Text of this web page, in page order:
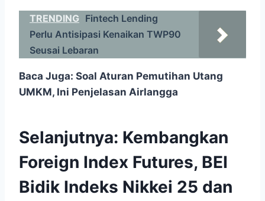
TRENDING Fintech Lending
Perlu Antisipasi Kenaikan TWP90
Seusai Lebaran
Baca Juga: Soal Aturan Pemutihan Utang
UMKM, Ini Penjelasan Airlangga
Selanjutnya: Kembangkan
Foreign Index Futures, BEI
Bidik Indeks Nikkei 25 dan